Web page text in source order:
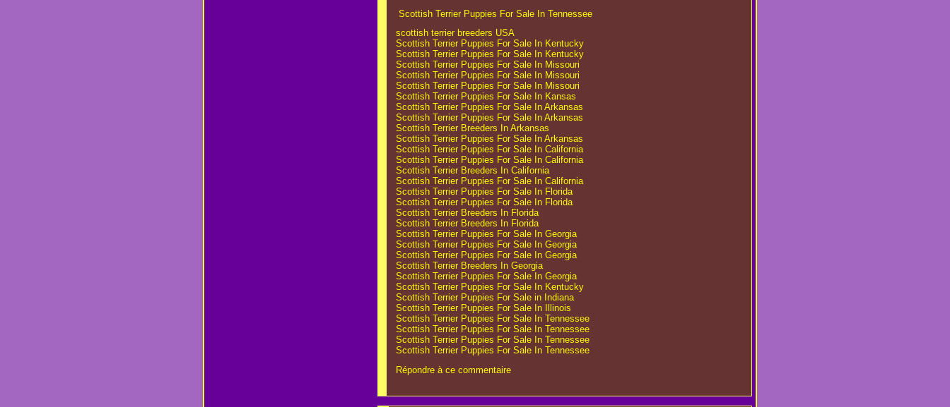
Scottish Terrier Puppies For Sale In Tennessee
scottish terrier breeders USA
Scottish Terrier Puppies For Sale In Kentucky
Scottish Terrier Puppies For Sale In Kentucky
Scottish Terrier Puppies For Sale In Missouri
Scottish Terrier Puppies For Sale In Missouri
Scottish Terrier Puppies For Sale In Missouri
Scottish Terrier Puppies For Sale In Kansas
Scottish Terrier Puppies For Sale In Arkansas
Scottish Terrier Puppies For Sale In Arkansas
Scottish Terrier Breeders In Arkansas
Scottish Terrier Puppies For Sale In Arkansas
Scottish Terrier Puppies For Sale In California
Scottish Terrier Puppies For Sale In California
Scottish Terrier Breeders In California
Scottish Terrier Puppies For Sale In California
Scottish Terrier Puppies For Sale In Florida
Scottish Terrier Puppies For Sale In Florida
Scottish Terrier Breeders In Florida
Scottish Terrier Breeders In Florida
Scottish Terrier Puppies For Sale In Georgia
Scottish Terrier Puppies For Sale In Georgia
Scottish Terrier Puppies For Sale In Georgia
Scottish Terrier Breeders In Georgia
Scottish Terrier Puppies For Sale In Georgia
Scottish Terrier Puppies For Sale In Kentucky
Scottish Terrier Puppies For Sale in Indiana
Scottish Terrier Puppies For Sale In Illinois
Scottish Terrier Puppies For Sale In Tennessee
Scottish Terrier Puppies For Sale In Tennessee
Scottish Terrier Puppies For Sale In Tennessee
Scottish Terrier Puppies For Sale In Tennessee
Répondre à ce commentaire